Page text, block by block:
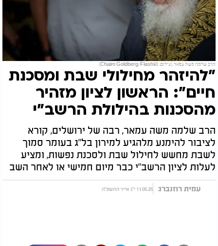
הרב שלמה משה עמאר. (צילום: Chaim Goldberg/Flash90)
"להיזהר מחילולי שבת ומסכנת
חיים": הראשון לציון מזהיר
מהסכנות בהילולת הרשב"י
הרב שלמה משה עמאר, רבה של ירושלים, קורא
לציבור להימנע מלהגיע למירון בל"ג בעומר סמוך
לשבת מחשש לחילול שבת ולסכנת נפשות, ומציע
לעלות לציון הרשב"י כבר מיום חמישי או לאחר השב
עמית רוזנברג 11.05.25 י"ג אייר התשפ"ה